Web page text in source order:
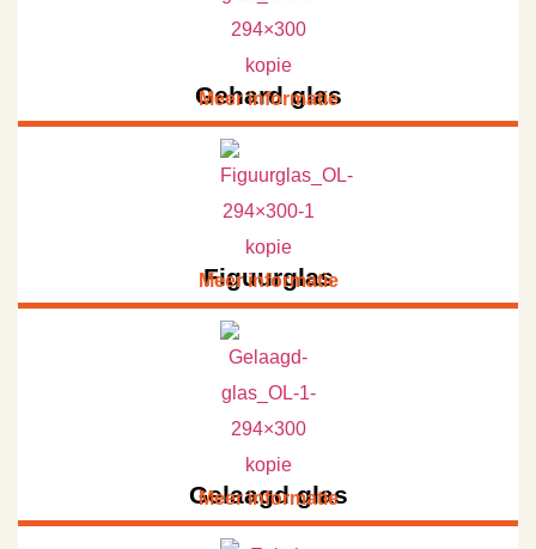
Gehard glas
Meer informatie
Figuurglas
Meer informatie
Gelaagd glas
Meer informatie